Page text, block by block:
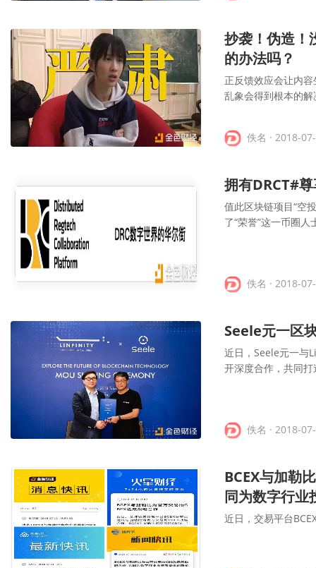
抄袭！伪造！
的办法吗？
正反馈效应会让内
乱象会得到根本的解
佚名 · 2018-
拥有DRCT#
值此区块链项目“空
了“荣誉”这一币圈
佚名 · 2018-
Seele元一区
近日，Seele元一与
开深度合作，共同
佚名 · 2018-
BCEX与加勒
同为数字行业
近日，交易平台